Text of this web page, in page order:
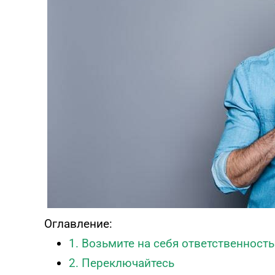
Оглавление:
1. Возьмите на себя ответственность
2. Переключайтесь